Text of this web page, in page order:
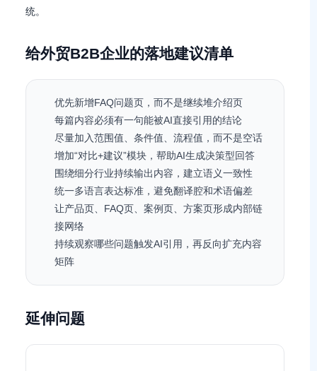
统。
给外贸B2B企业的落地建议清单
优先新增FAQ问题页，而不是继续堆介绍页
每篇内容必须有一句能被AI直接引用的结论
尽量加入范围值、条件值、流程值，而不是空话
增加“对比+建议”模块，帮助AI生成决策型回答
围绕细分行业持续输出内容，建立语义一致性
统一多语言表达标准，避免翻译腔和术语偏差
让产品页、FAQ页、案例页、方案页形成内部链
接网络
持续观察哪些问题触发AI引用，再反向扩充内容
矩阵
延伸问题